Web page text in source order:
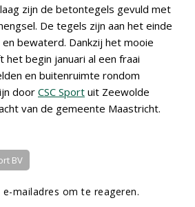
zijn de betontegels gevuld met
De tegels zijn aan het einde
bewaterd. Dankzij het mooie
het begin januari al een fraai
en buitenruimte rondom
door CSC Sport uit Zeewolde
van de gemeente Maastricht.
BV
mailadres om te reageren.